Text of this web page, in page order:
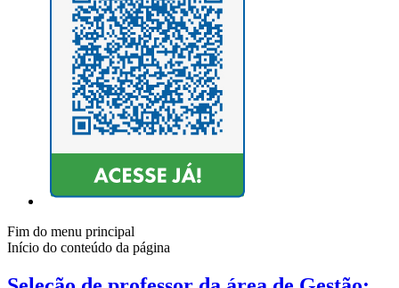
Fim do menu principal
Início do conteúdo da página